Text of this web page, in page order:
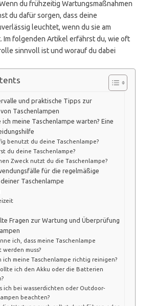
du frühzeitig Wartungsmaßnahmen
du dafür sorgen, dass deine
leuchtet, wenn du sie am
Im folgenden Artikel erfährst du, wie oft
sinnvoll ist und worauf du dabei
und praktische Tipps zur
Taschenlampen
meine Taschenlampe warten? Eine
benutzt du deine Taschenlampe?
du deine Taschenlampe?
Zweck nutzt du die Taschenlampe?
für die regelmäßige
Taschenlampe
Fragen zur Wartung und Überprüfung
ich, dass meine Taschenlampe
muss?
ich meine Taschenlampe richtig reinigen?
ich den Akku oder die Batterien
ich bei wasserdichten oder Outdoor-
beachten?